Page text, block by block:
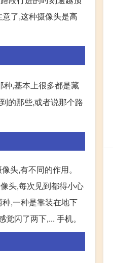
了,这种摄像头是高
种,基本上很多都是藏
的那些,或者说那个路
头,有不同的作用。
头,每次见到都得小心
,一种是靠装在地下
闪了两下,... 手机。